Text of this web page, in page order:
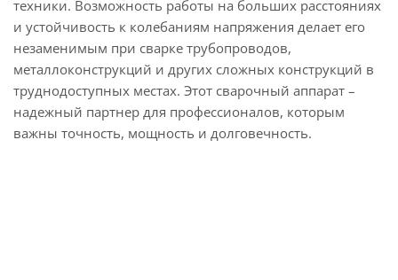
техники. Возможность работы на больших расстояниях
и устойчивость к колебаниям напряжения делает его
незаменимым при сварке трубопроводов,
металлоконструкций и других сложных конструкций в
труднодоступных местах. Этот сварочный аппарат –
надежный партнер для профессионалов, которым
важны точность, мощность и долговечность.